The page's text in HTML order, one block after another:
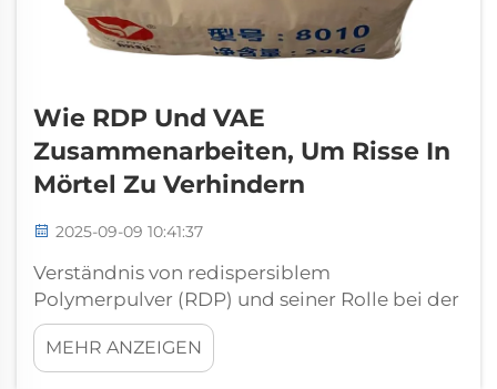
Wie RDP Und VAE
Zusammenarbeiten, Um Risse In
Mörtel Zu Verhindern
2025-09-09 10:41:37
Verständnis von redispersiblem
Polymerpulver (RDP) und seiner Rolle bei der
Rissbeständigkeit Was ist redispersibles
Polymerpulver (RDP) und wie funktioniert es
im Mörtel? Redispersibles Polymerpulver, oft
MEHR ANZEIGEN